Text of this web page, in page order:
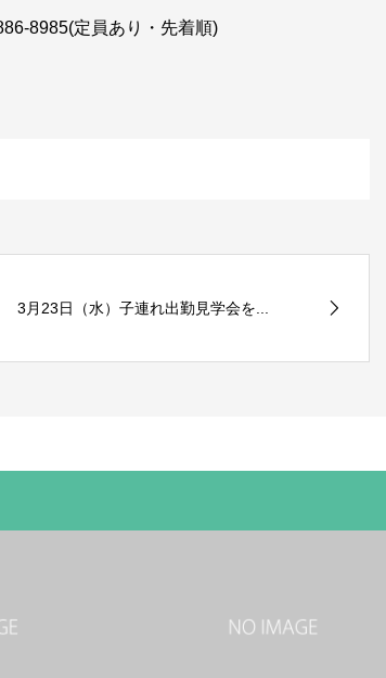
8985(定員あり・先着順)
3月23日（水）子連れ出勤見学会を...